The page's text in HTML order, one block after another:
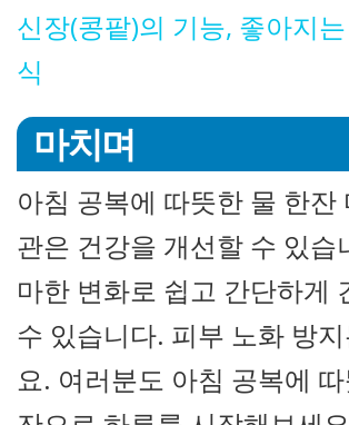
신장(콩팥)의 기능, 좋아지
식
마치며
아침 공복에 따뜻한 물 한잔
관은 건강을 개선할 수 있습
마한 변화로 쉽고 간단하게
수 있습니다. 피부 노화 방
요. 여러분도 아침 공복에